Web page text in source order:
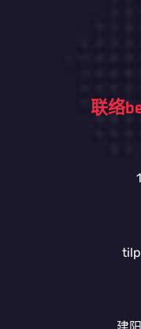
联络